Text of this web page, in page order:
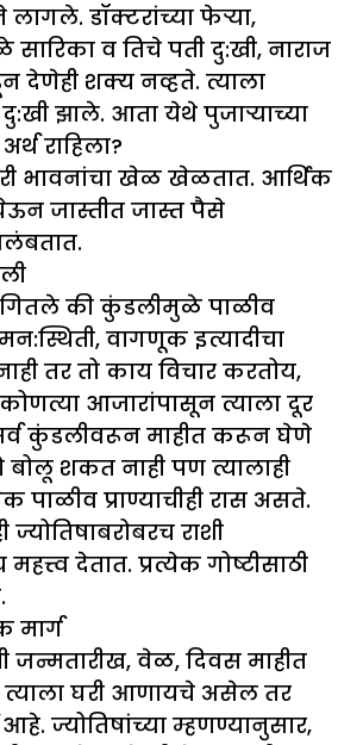
लागले. डॉक्टरांच्या फेऱ्या,
व तिचे पती दु:खी, नाराज
देणेही शक्य नव्हते. त्याला
दु:खी झाले. आता येथे पुजाऱ्याच्या
राहिला?
भावनांचा खेळ खेळतात. आर्थिक
जास्तीत जास्त पैसे
की कुंडलीमुळे पाळीव
मन:स्थिती, वागणूक इत्यादीचा
तर तो काय विचार करतोय,
आजारांपासून त्याला दूर
कुंडलीवरून माहीत करून घेणे
शकत नाही पण त्यालाही
पाळीव प्राण्याचीही रास असते.
राशी
देतात. प्रत्येक गोष्टीसाठी
जन्मतारीख, वेळ, दिवस माहीत
घरी आणायचे असेल तर
आहे. ज्योतिषांच्या म्हणण्यानुसार,